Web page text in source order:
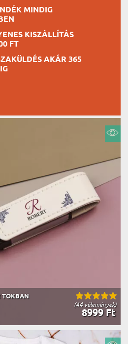
MINDIG
KISZÁLLÍTÁS
FT
AKÁR 365
(44 vélemények)
TOKBAN
8999 Ft